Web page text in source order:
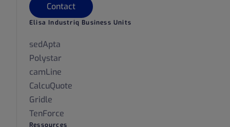
Contact
Elisa Industriq Business Units
sedApta
Polystar
camLine
CalcuQuote
Gridle
TenForce
Ressources